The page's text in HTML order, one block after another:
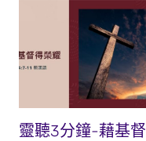
靈聽3分鐘-藉基督